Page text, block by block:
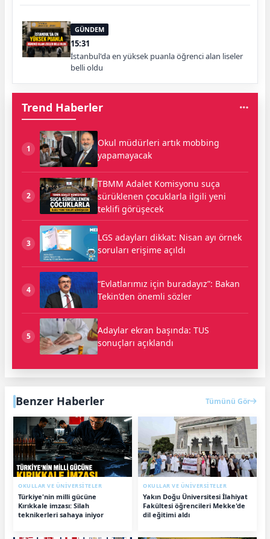
GÜNDEM
15:31
İstanbul'da en yüksek puanla öğrenci alan liseler
belli oldu
Trend Haberler
1
Okul müdürleri artık mobbing
yapamayacak
2
TBMM Adalet Komisyonu suça
sürüklenen çocuklarla ilgili yeni
teklifi görüşecek
3
LGS adayları dikkat: Nisan ayı örnek
soruları erişime açıldı
4
“Evlatlarımız için buradayız”: Bakan
Tekin’den önemli sözler
5
Adaylar ekran başında: TUS
sonuçları açıklandı
Benzer Haberler Tümünü Gör
OKULLAR VE ÜNİVERSİTELER
Türkiye'nin milli gücüne
Kırıkkale imzası: Silah
teknikerleri sahaya iniyor
OKULLAR VE ÜNİVERSİTELER
Yakın Doğu Üniversitesi İlahiyat
Fakültesi öğrencileri Mekke'de
dil eğitimi aldı